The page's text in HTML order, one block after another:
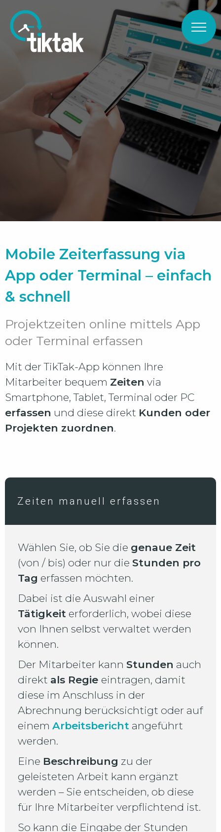
Mobile Zeiterfassung via
App oder Terminal – einfach
& schnell
Projektzeiten online mittels App
oder Terminal erfassen
Mit der TikTak-App können Ihre
Mitarbeiter bequem Zeiten via
Smartphone, Tablet, Terminal oder PC
erfassen und diese direkt Kunden oder
Projekten zuordnen.
Zeiten manuell erfassen
Wählen Sie, ob Sie die genaue Zeit
(von / bis) oder nur die Stunden pro
Tag erfassen möchten.
Dabei ist die Auswahl einer
Tätigkeit erforderlich, wobei diese
von Ihnen selbst verwaltet werden
können.
Der Mitarbeiter kann Stunden auch
direkt als Regie eintragen, damit
diese im Anschluss in der
Abrechnung berücksichtigt oder auf
einem Arbeitsbericht angeführt
werden.
Eine Beschreibung zu der
geleisteten Arbeit kann ergänzt
werden – Sie entscheiden, ob diese
für Ihre Mitarbeiter verpflichtend ist.
So kann die Eingabe der Stunden